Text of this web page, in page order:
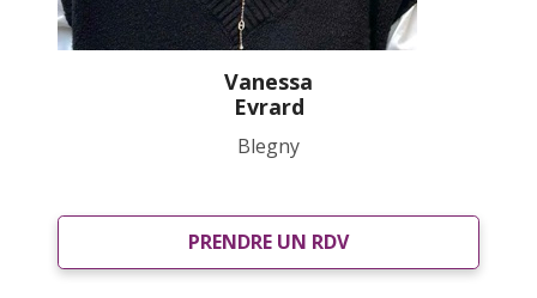
Vanessa
Evrard
Blegny
PRENDRE UN RDV